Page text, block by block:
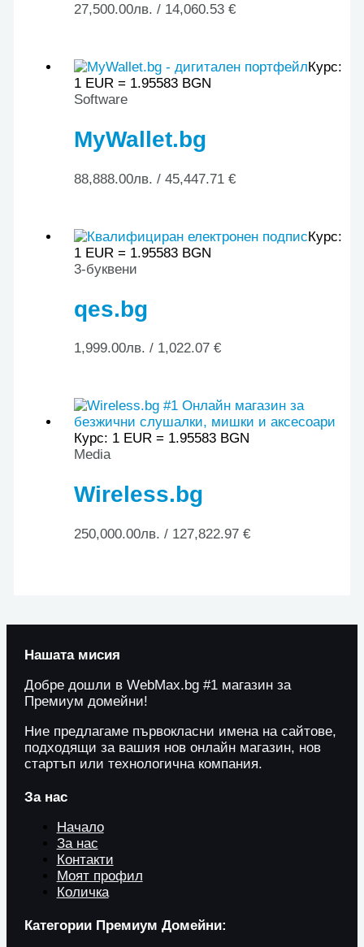
27,500.00лв. / 14,060.53 €
Курс:
1 EUR = 1.95583 BGN
Software
MyWallet.bg
88,888.00лв. / 45,447.71 €
Курс:
1 EUR = 1.95583 BGN
3-буквени
qes.bg
1,999.00лв. / 1,022.07 €
Курс: 1 EUR = 1.95583 BGN
Media
Wireless.bg
250,000.00лв. / 127,822.97 €
Нашата мисия
Добре дошли в WebMax.bg #1 магазин за
Премиум домейни!
Ние предлагаме първокласни имена на сайтове,
подходящи за вашия нов онлайн магазин, нов
стартъп или технологична компания.
За нас
Начало
За нас
Контакти
Моят профил
Количка
Категории Премиум Домейни: